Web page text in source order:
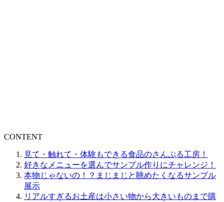
CONTENT
見て・触れて・体験もできる食品のさんぷる工房！
好きなメニューを選んでサンプル作りにチャレンジ！
本物じゃないの！？まじまじと眺めたくなるサンプル
展示
リアルすぎるお土産は小さい物から大きいものまで購